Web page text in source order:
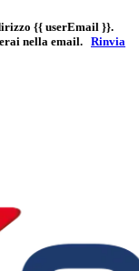
{{ userEmail }}.
nella email. Rinvia